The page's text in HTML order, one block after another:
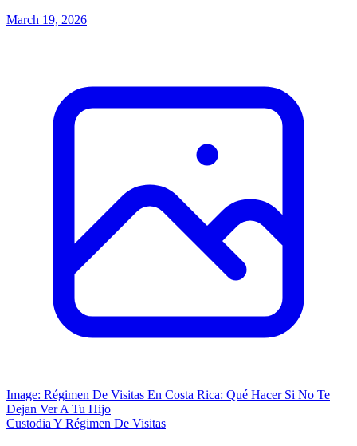
March 19, 2026
Image: Régimen De Visitas En Costa Rica: Qué Hacer Si No Te
Dejan Ver A Tu Hijo
Custodia Y Régimen De Visitas